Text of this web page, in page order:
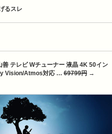
るスレ
テレビ Wチューナー 液晶 4K 50イン
Vision/Atmos対応 … 69799円 →